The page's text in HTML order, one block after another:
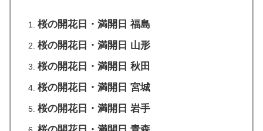
桜の開花日・満開日 福島
桜の開花日・満開日 山形
桜の開花日・満開日 秋田
桜の開花日・満開日 宮城
桜の開花日・満開日 岩手